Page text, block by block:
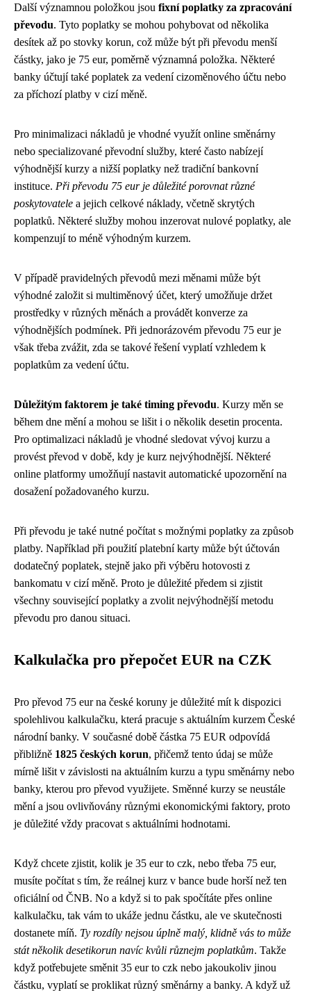
Další významnou položkou jsou fixní poplatky za zpracování
převodu. Tyto poplatky se mohou pohybovat od několika
desítek až po stovky korun, což může být při převodu menší
částky, jako je 75 eur, poměrně významná položka. Některé
banky účtují také poplatek za vedení cizoměnového účtu nebo
za příchozí platby v cizí měně.
Pro minimalizaci nákladů je vhodné využít online směnárny
nebo specializované převodní služby, které často nabízejí
výhodnější kurzy a nižší poplatky než tradiční bankovní
instituce. Při převodu 75 eur je důležité porovnat různé
poskytovatele a jejich celkové náklady, včetně skrytých
poplatků. Některé služby mohou inzerovat nulové poplatky, ale
kompenzují to méně výhodným kurzem.
V případě pravidelných převodů mezi měnami může být
výhodné založit si multiměnový účet, který umožňuje držet
prostředky v různých měnách a provádět konverze za
výhodnějších podmínek. Při jednorázovém převodu 75 eur je
však třeba zvážit, zda se takové řešení vyplatí vzhledem k
poplatkům za vedení účtu.
Důležitým faktorem je také timing převodu. Kurzy měn se
během dne mění a mohou se lišit i o několik desetin procenta.
Pro optimalizaci nákladů je vhodné sledovat vývoj kurzu a
provést převod v době, kdy je kurz nejvýhodnější. Některé
online platformy umožňují nastavit automatické upozornění na
dosažení požadovaného kurzu.
Při převodu je také nutné počítat s možnými poplatky za způsob
platby. Například při použití platební karty může být účtován
dodatečný poplatek, stejně jako při výběru hotovosti z
bankomatu v cizí měně. Proto je důležité předem si zjistit
všechny související poplatky a zvolit nejvýhodnější metodu
převodu pro danou situaci.
Kalkulačka pro přepočet EUR na CZK
Pro převod 75 eur na české koruny je důležité mít k dispozici
spolehlivou kalkulačku, která pracuje s aktuálním kurzem České
národní banky. V současné době částka 75 EUR odpovídá
přibližně 1825 českých korun, přičemž tento údaj se může
mírně lišit v závislosti na aktuálním kurzu a typu směnárny nebo
banky, kterou pro převod využijete. Směnné kurzy se neustále
mění a jsou ovlivňovány různými ekonomickými faktory, proto
je důležité vždy pracovat s aktuálními hodnotami.
Když chcete zjistit, kolik je 35 eur to czk, nebo třeba 75 eur,
musíte počítat s tím, že reálnej kurz v bance bude horší než ten
oficiální od ČNB. No a když si to pak spočítáte přes online
kalkulačku, tak vám to ukáže jednu částku, ale ve skutečnosti
dostanete míň. Ty rozdíly nejsou úplně malý, klidně vás to může
stát několik desetikorun navíc kvůli různejm poplatkům. Takže
když potřebujete směnit 35 eur to czk nebo jakoukoliv jinou
částku, vyplatí se proklikat různý směnárny a banky. A když už